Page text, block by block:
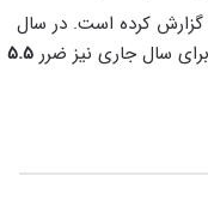
گزارش کرده است. در سال
5.5